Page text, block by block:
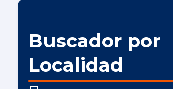
Buscador por
Localidad